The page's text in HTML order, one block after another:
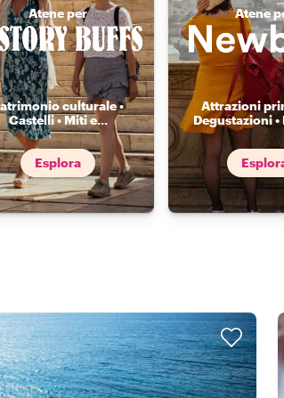
Atene per
culturale •
Castelli • Miti e...
Esplora
Atene
Attrazioni
Degustazioni